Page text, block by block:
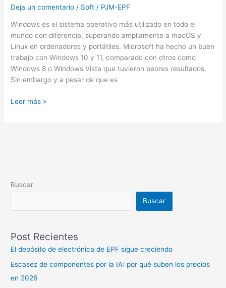
Deja un comentario / Soft / PJM-EPF
Windows es el sistema operativo más utilizado en todo el
mundo con diferencia, superando ampliamente a macOS y
Linux en ordenadores y portátiles. Microsoft ha hecho un buen
trabajo con Windows 10 y 11, comparado con otros como
Windows 8 o Windows Vista que tuvieron peores resultados.
Sin embargo y a pesar de que es
Leer más »
Buscar
Buscar
Post Recientes
El depósito de electrónica de EPF sigue creciendo
Escasez de componentes por la IA: por qué suben los precios
en 2026